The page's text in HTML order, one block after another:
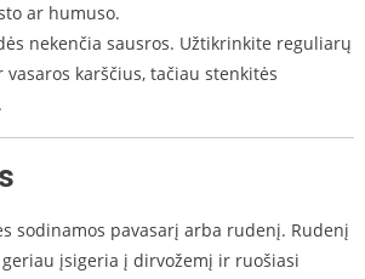
ar humuso.
nekenčia sausros. Užtikrinkite reguliarų
vasaros karščius, tačiau stenkitės
sodinamos pavasarį arba rudenį. Rudenį
įsigeria į dirvožemį ir ruošiasi